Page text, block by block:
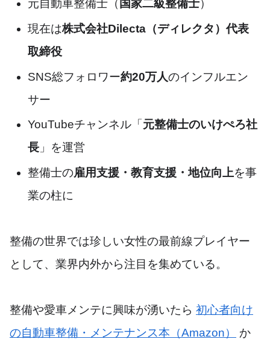
元自動車整備士（ 国家二級整備士）
現在は株式会社Dilecta（ディレクタ）代表
取締役
SNS総フォロワー約20万人のインフルエン
サー
YouTubeチャンネル「 元整備士のいけぺろ社
長」を運営
整備士の雇用支援・教育支援・地位向上を事
業の柱に
整備の世界では珍しい女性の最前線プレイヤー
として、業界内外から注目を集めている。
整備や愛車メンテに興味が湧いたら 初心者向け
の自動車整備・メンテナンス本（Amazon）
か